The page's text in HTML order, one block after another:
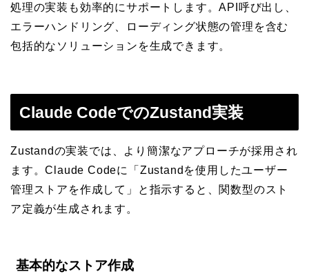
処理の実装も効率的にサポートします。API呼び出し、
エラーハンドリング、ローディング状態の管理を含む
包括的なソリューションを生成できます。
Claude CodeでのZustand実装
Zustandの実装では、より簡潔なアプローチが採用され
ます。Claude Codeに「Zustandを使用したユーザー
管理ストアを作成して」と指示すると、関数型のスト
ア定義が生成されます。
基本的なストア作成